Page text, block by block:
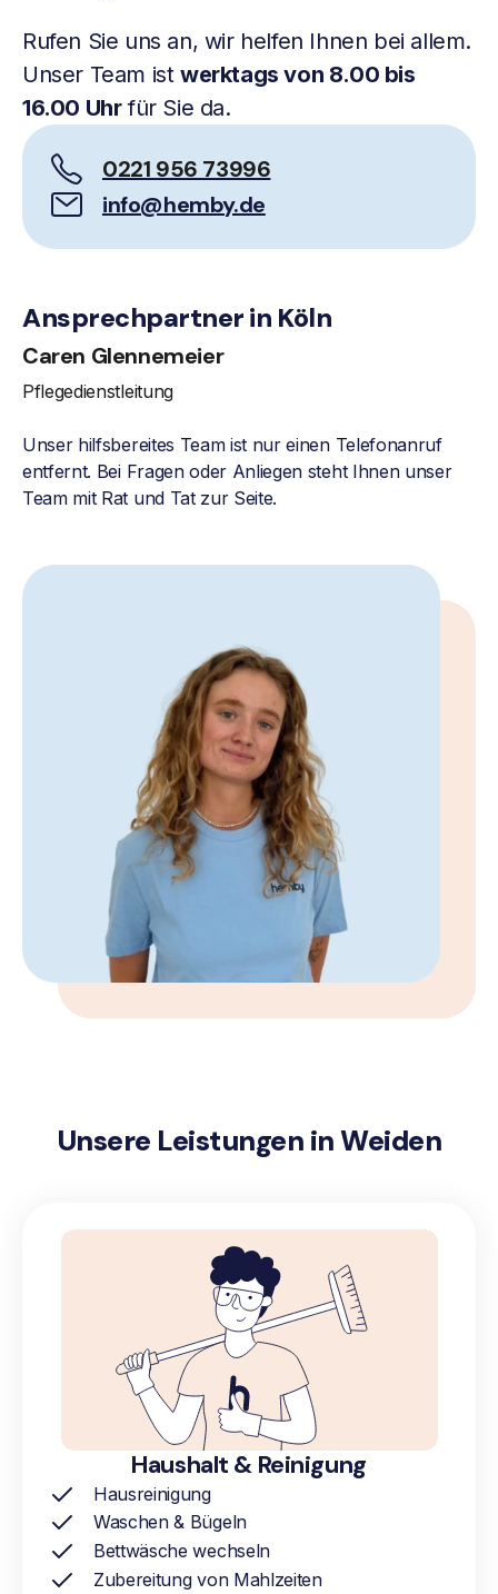
Rufen Sie uns an, wir helfen Ihnen bei allem.
Unser Team ist werktags von 8.00 bis
16.00 Uhrfür Sie da.
0221 956 73996
info@hemby.de
Ansprechpartner in Köln
Caren Glennemeier
Pflegedienstleitung
Unser hilfsbereites Team ist nur einen Telefonanruf
entfernt. Bei Fragen oder Anliegen steht Ihnen unser
Team mit Rat und Tat zur Seite.
Unsere Leistungen in Weiden
Haushalt & Reinigung
Hausreinigung
Waschen & Bügeln
Bettwäsche wechseln
Zubereitung von Mahlzeiten